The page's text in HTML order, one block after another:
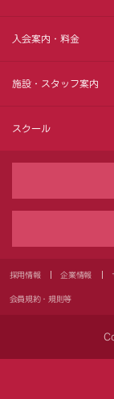
入会案内・料金
施設・スタッフ案内
スクール
採用情報 企業情報
会員規約・規則等